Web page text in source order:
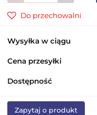
Do przechowalni
Wysyłka w ciągu
Cena przesyłki
Dostępność
Zapytaj o produkt